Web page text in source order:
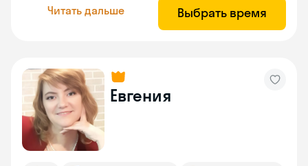
Читать дальше Выбрать время
Евгения